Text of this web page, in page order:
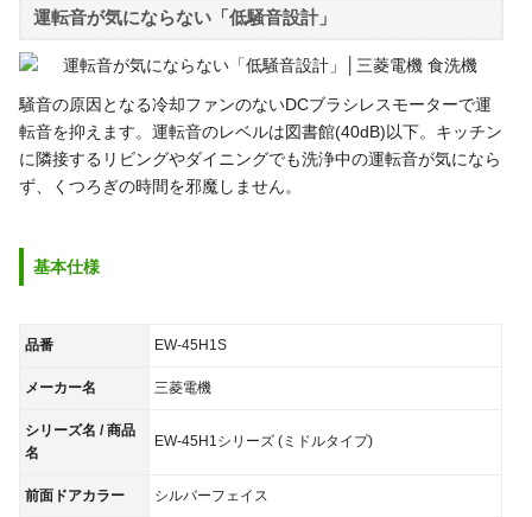
運転音が気にならない「低騒音設計」
騒音の原因となる冷却ファンのないDCブラシレスモーターで運
転音を抑えます。運転音のレベルは図書館(40dB)以下。キッチン
に隣接するリビングやダイニングでも洗浄中の運転音が気になら
ず、くつろぎの時間を邪魔しません。
基本仕様
品番 EW-45H1S
メーカー名 三菱電機
シリーズ名 / 商品
名
EW-45H1シリーズ (ミドルタイプ)
前面ドアカラー シルバーフェイス